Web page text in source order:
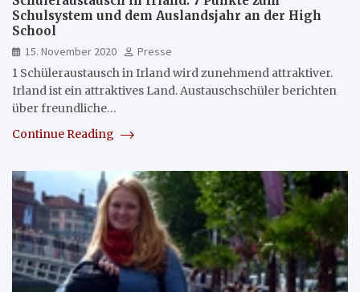
Schulsystem und dem Auslandsjahr an der High
School
15. November 2020
Presse
1 Schüleraustausch in Irland wird zunehmend attraktiver.
Irland ist ein attraktives Land. Austauschschüler berichten
über freundliche…
Continue Reading